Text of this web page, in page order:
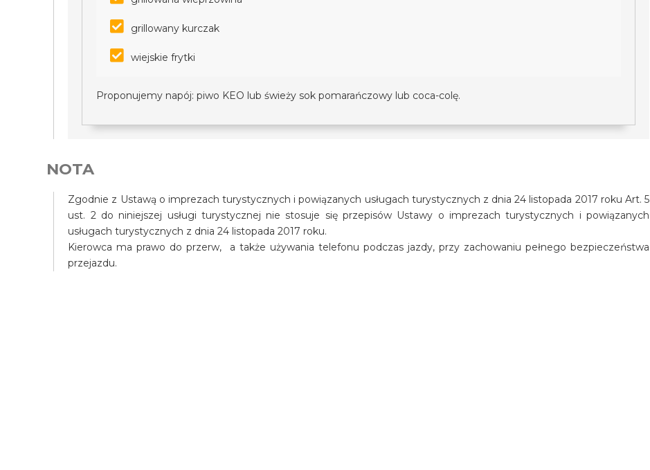
grillowany kurczak
wiejskie frytki
Proponujemy napój: piwo KEO lub świeży sok pomarańczowy lub coca-colę.
NOTA
Zgodnie z Ustawą o imprezach turystycznych i powiązanych usługach turystycznych z dnia 24 listopada 2017 roku Art. 5
ust. 2 do niniejszej usługi turystycznej nie stosuje się przepisów Ustawy o imprezach turystycznych i powiązanych
usługach turystycznych z dnia 24 listopada 2017 roku.
Kierowca ma prawo do przerw, a także używania telefonu podczas jazdy, przy zachowaniu pełnego bezpieczeństwa
przejazdu.